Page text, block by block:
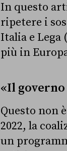
In questo
ripetere i
Italia e Lega
più in
«Il
Questo non
2022, la
un